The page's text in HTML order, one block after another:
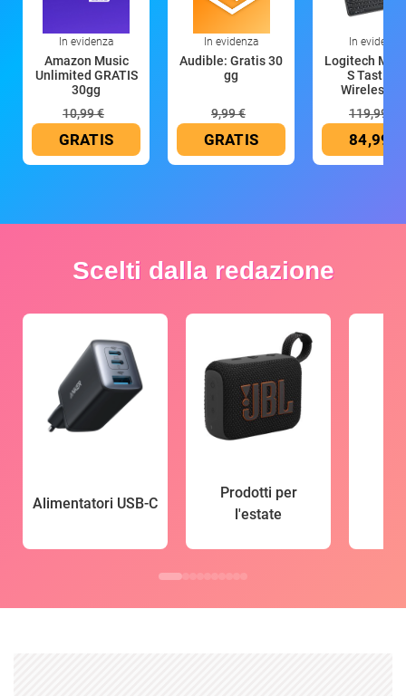
In evidenza
Amazon Music
Unlimited GRATIS
30gg
10,99 €
GRATIS
In evidenza
Audible: Gratis 30
gg
9,99 €
GRATIS
In evidenza
Logitech MX
S Tastiera
Wireless
119,99 €
84,99 €
Scelti dalla redazione
Alimentatori USB-C
Prodotti per
l'estate